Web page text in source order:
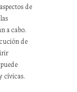
de
a cabo.
de
cívicas.